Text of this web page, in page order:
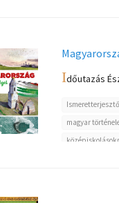
Időutazás
Ismeretterjesztő
magyar